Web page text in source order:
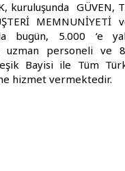
kuruluşunda GÜVEN,
MEMNUNİYETİ
bugün, 5.000 ‘e
uzman personeli ve
Bayisi ile Tüm
hizmet vermektedir.